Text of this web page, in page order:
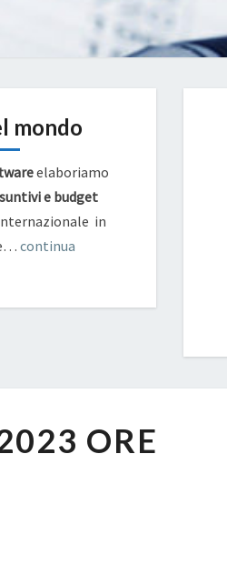
mondo
elaboriamo
e budget
in
continua
ORE